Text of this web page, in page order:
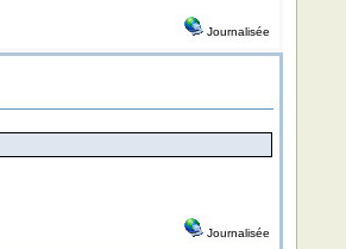
Journalisée
Journalisée